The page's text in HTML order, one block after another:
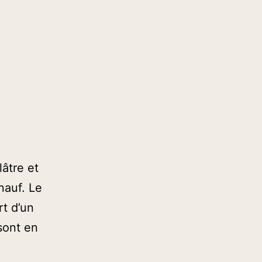
et
Le
d’un
en